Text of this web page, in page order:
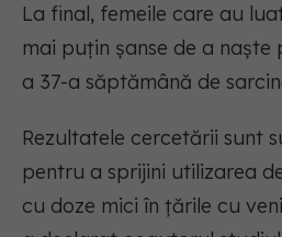
La final, femeile care au
mai puțin șanse de a
a 37-a săptămână de
Rezultatele cercetării sunt
pentru a sprijini utilizarea
cu doze mici în țările cu